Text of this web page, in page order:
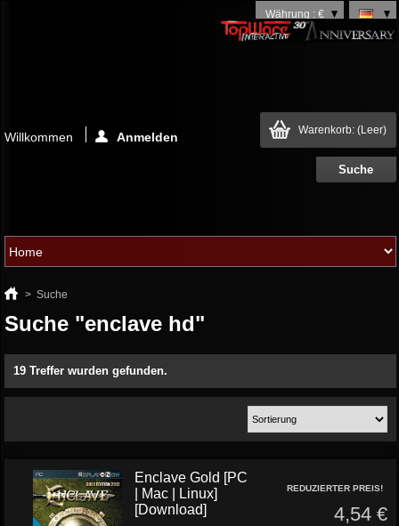
Währung : €
Warenkorb: (Leer)
Willkommen Anmelden
> Suche
Suche "enclave hd"
19 Treffer wurden gefunden.
Enclave Gold [PC
| Mac | Linux]
[Download]
REDUZIERTER PREIS!
4,54 €